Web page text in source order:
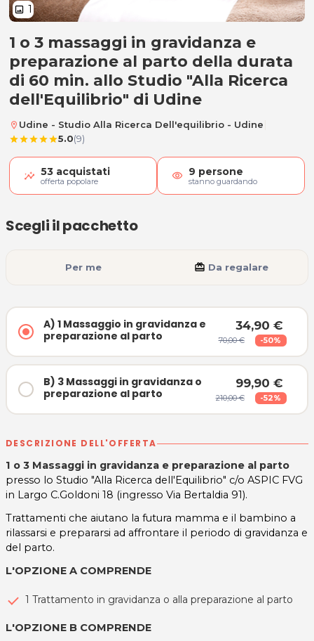
image 1
A) 1 Massaggio in gravidanza e
1 o 3 massaggi in gravidanza e
preparazione al parto della durata
di 60 min. allo Studio "Alla Ricerca
dell'Equilibrio" di Udine
location_on Udine - Studio Alla Ricerca Dell'equilibrio - Udine
starstarstarstarstar5.0(9)
53 acquistati
offerta popolare visibility 9 persone
stanno guardando
A) 1 Massaggio in gravidanza e
preparazione al parto
34,90 €
70,00 € -50%
B) 3 Massaggi in gravidanza o
preparazione al parto
99,90 €
210,00 € -52%
Scegli il pacchetto
Per me card_giftcard Da regalare
DESCRIZIONE DELL'OFFERTA
1 o 3 Massaggi in gravidanza e preparazione al parto
presso lo Studio "Alla Ricerca dell'Equilibrio" c/o ASPIC FVG
in Largo C.Goldoni 18 (ingresso Via Bertaldia 91).
Trattamenti che aiutano la futura mamma e il bambino a
rilassarsi e prepararsi ad affrontare il periodo di gravidanza e
del parto.
L'OPZIONE A COMPRENDE
1 Trattamento in gravidanza o alla preparazione al parto
L'OPZIONE B COMPRENDE